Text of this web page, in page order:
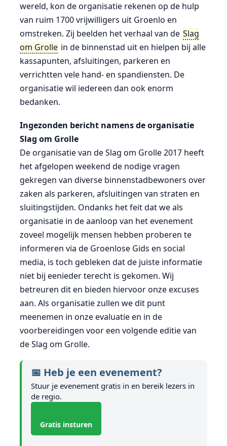
wereld, kon de organisatie rekenen op de hulp
van ruim 1700 vrijwilligers uit Groenlo en
omstreken. Zij beelden het verhaal van de Slag
om Grolle in de binnenstad uit en hielpen bij alle
kassapunten, afsluitingen, parkeren en
verrichtten vele hand- en spandiensten. De
organisatie wil iedereen dan ook enorm
bedanken.
Ingezonden bericht namens de organisatie
Slag om Grolle
De organisatie van de Slag om Grolle 2017 heeft
het afgelopen weekend de nodige vragen
gekregen van diverse binnenstadbewoners over
zaken als parkeren, afsluitingen van straten en
sluitingstijden. Ondanks het feit dat we als
organisatie in de aanloop van het evenement
zoveel mogelijk mensen hebben proberen te
informeren via de Groenlose Gids en social
media, is toch gebleken dat de juiste informatie
niet bij eenieder terecht is gekomen. Wij
betreuren dit en bieden hiervoor onze excuses
aan. Als organisatie zullen we dit punt
meenemen in onze evaluatie en in de
voorbereidingen voor een volgende editie van
de Slag om Grolle.
📅 Heb je een evenement?
Stuur je evenement gratis in en bereik lezers in
de regio.
Gratis insturen